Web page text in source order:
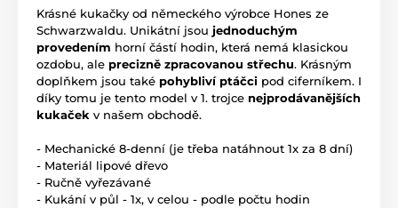
Krásné kukačky od německého výrobce Hones ze
Schwarzwaldu. Unikátní jsou jednoduchým
provedením horní částí hodin, která nemá klasickou
ozdobu, ale precizně zpracovanou střechu. Krásným
doplňkem jsou také pohybliví ptáčci pod ciferníkem. I
díky tomu je tento model v 1. trojce nejprodávanějších
kukaček v našem obchodě.
- Mechanické 8-denní (je třeba natáhnout 1x za 8 dní)
- Materiál lipové dřevo
- Ručně vyřezávané
- Kukání v půl - 1x, v celou - podle počtu hodin